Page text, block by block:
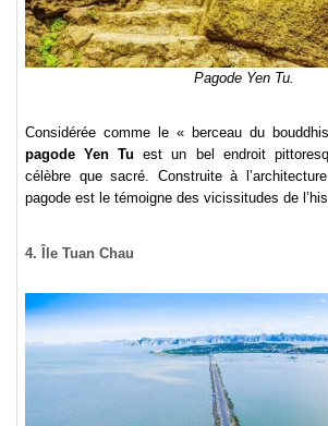
Pagode Yen Tu.
Considérée comme le « berceau du
pagode Yen Tu est un bel endroit
célèbre que sacré. Construite à
pagode est le témoigne des vicissitudes de
4. Île Tuan Chau